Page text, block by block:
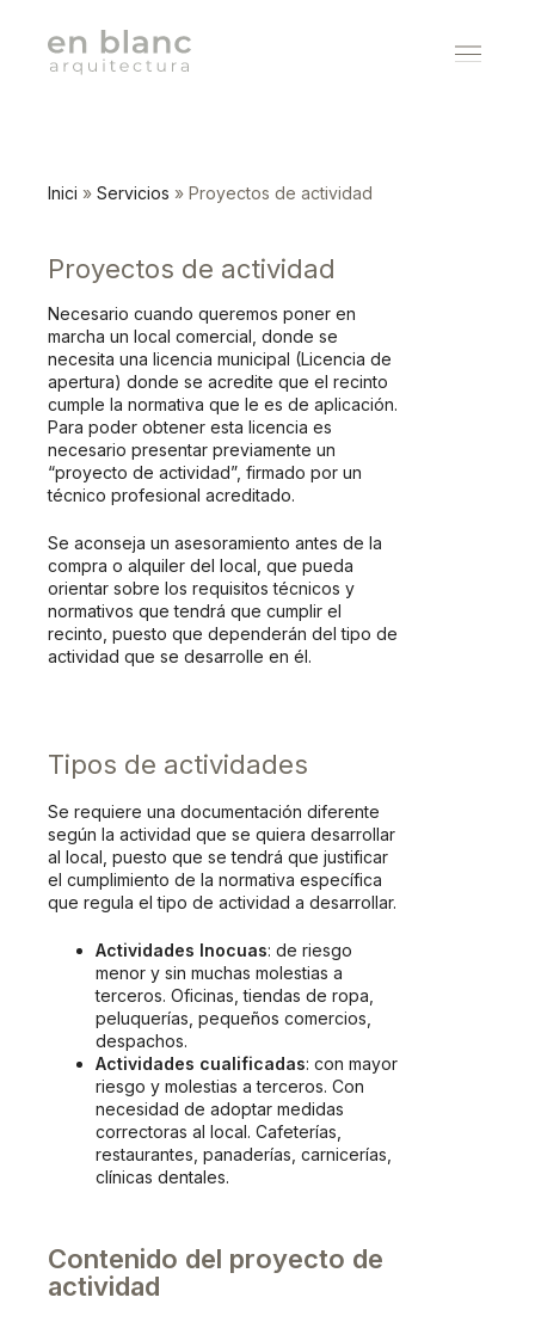
Contacto
Español
Inici » Servicios » Proyectos de actividad
Proyectos de actividad
Necesario cuando queremos poner en
marcha un local comercial, donde se
necesita una licencia municipal (Licencia de
apertura) donde se acredite que el recinto
cumple la normativa que le es de aplicación.
Para poder obtener esta licencia es
necesario presentar previamente un
“proyecto de actividad”, firmado por un
técnico profesional acreditado.
Se aconseja un asesoramiento antes de la
compra o alquiler del local, que pueda
orientar sobre los requisitos técnicos y
normativos que tendrá que cumplir el
recinto, puesto que dependerán del tipo de
actividad que se desarrolle en él.
Tipos de actividades
Se requiere una documentación diferente
según la actividad que se quiera desarrollar
al local, puesto que se tendrá que justificar
el cumplimiento de la normativa específica
que regula el tipo de actividad a desarrollar.
Actividades Inocuas: de riesgo
menor y sin muchas molestias a
terceros. Oficinas, tiendas de ropa,
peluquerías, pequeños comercios,
despachos.
Actividades cualificadas: con mayor
riesgo y molestias a terceros. Con
necesidad de adoptar medidas
correctoras al local. Cafeterías,
restaurantes, panaderías, carnicerías,
clínicas dentales.
Contenido del proyecto de
actividad